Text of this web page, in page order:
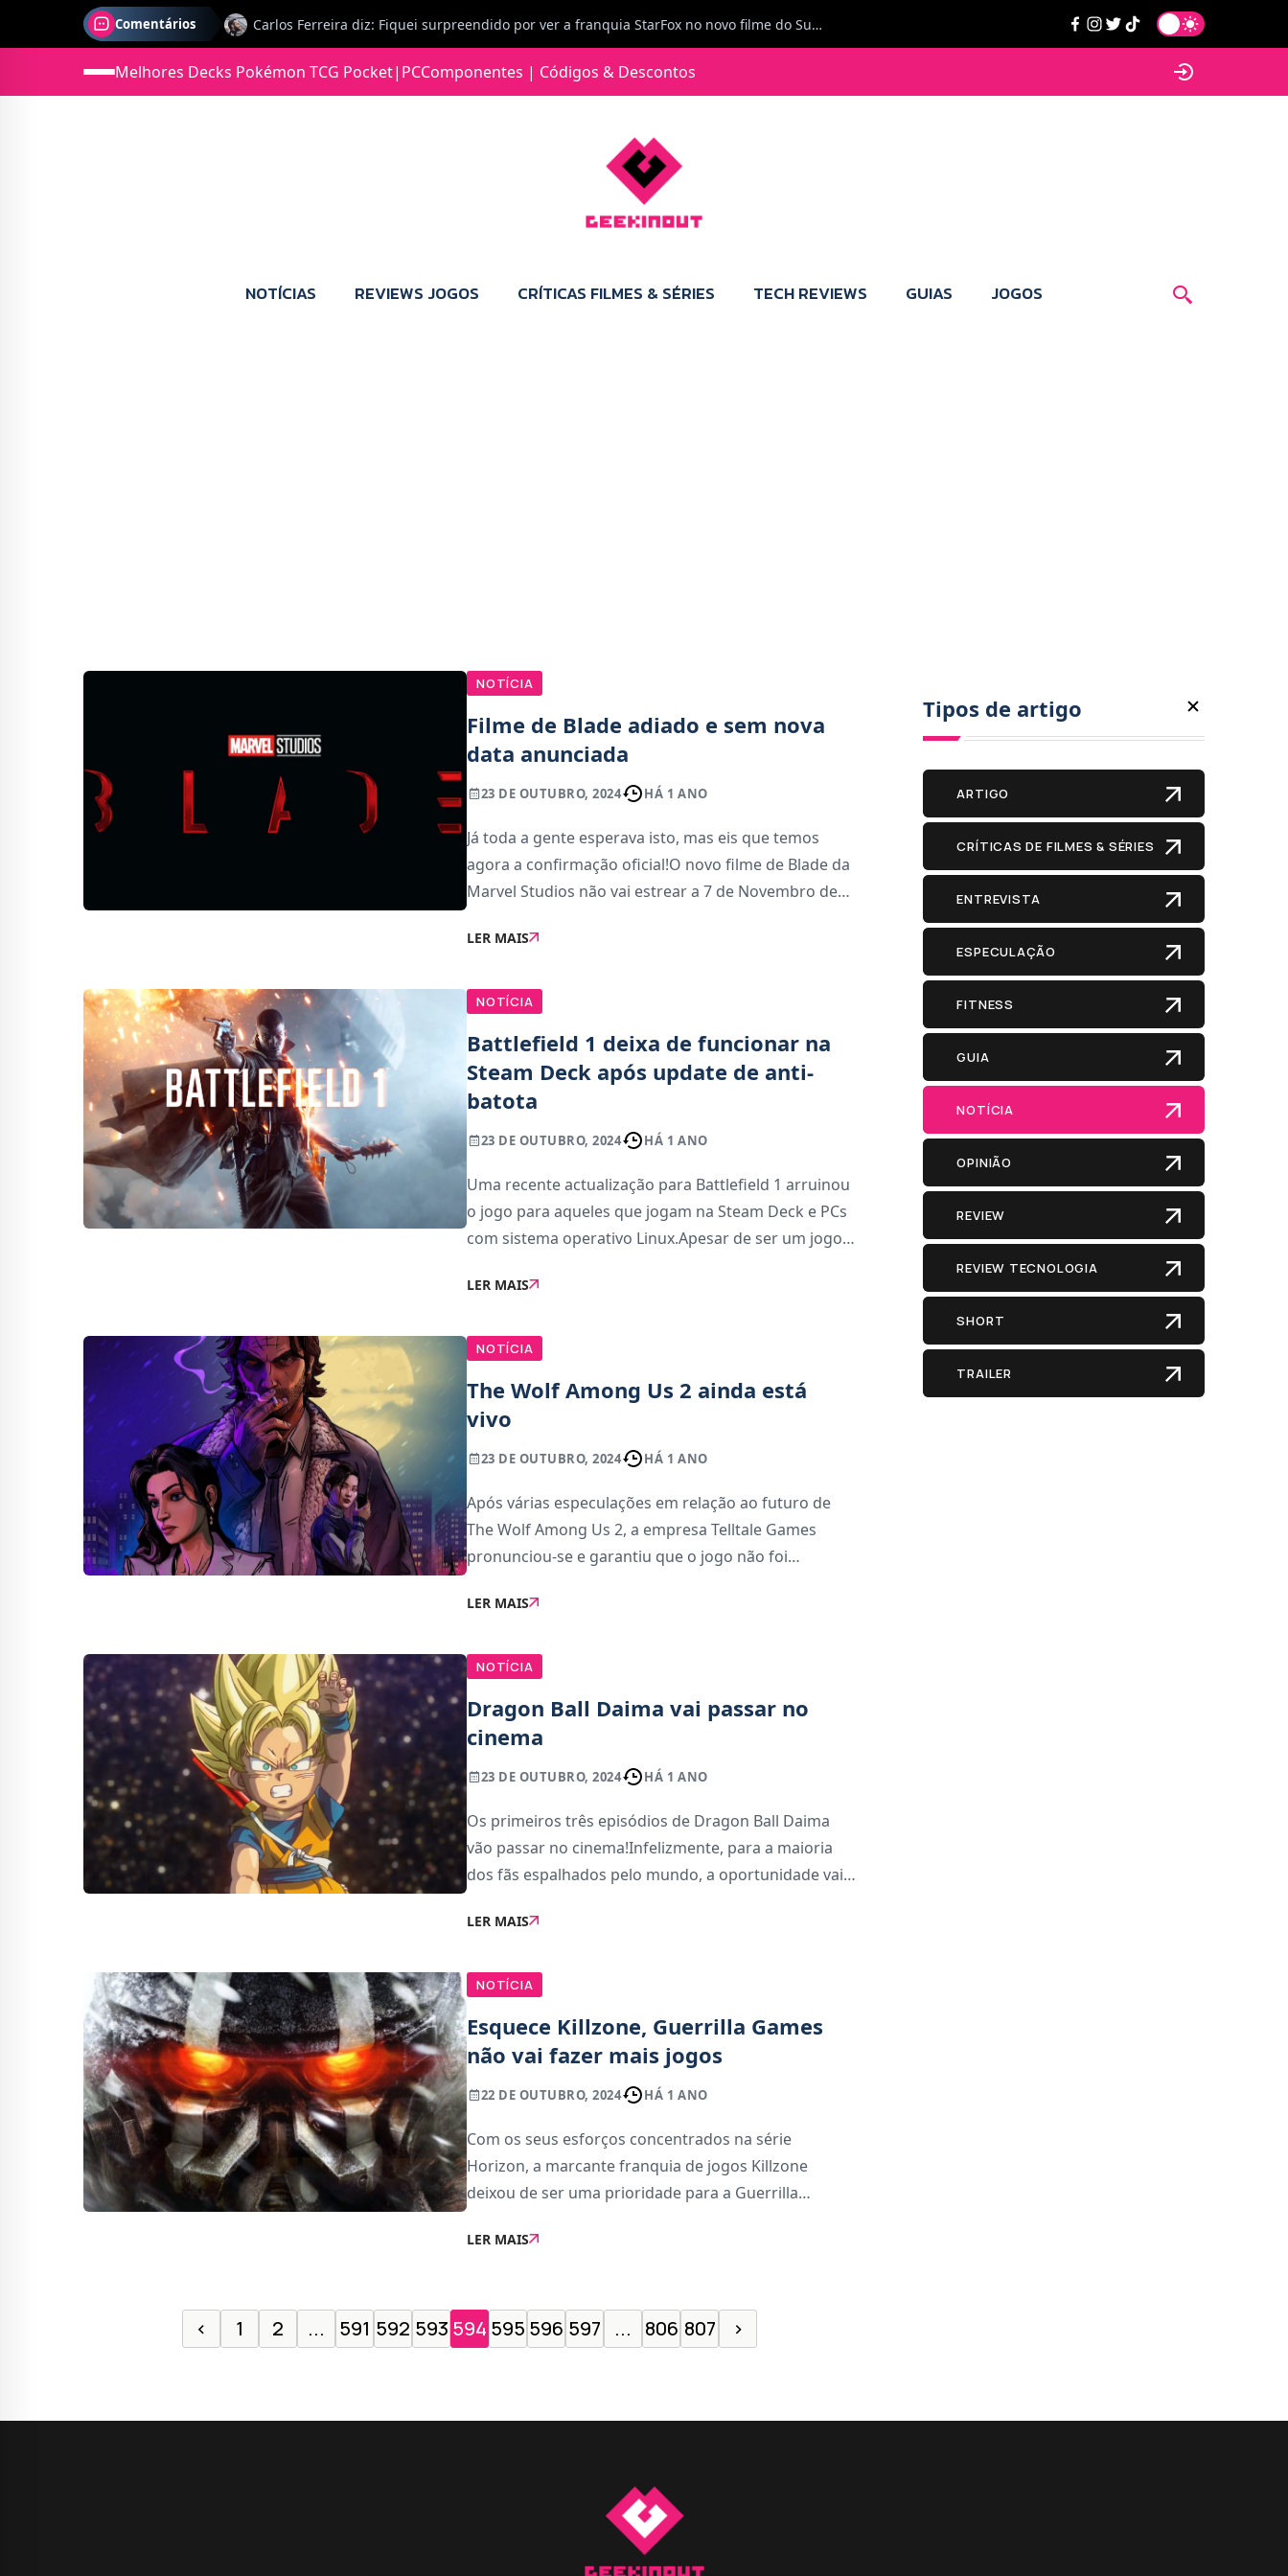
Comentários
Jorge Loureiro | Fearme diz: A versão da Switch 2 tem censura... mas também não perdes muito.
Jonas diz: Estou seriamente com vontade para comprar para a Switch 2 :P
Melhores Decks Pokémon TCG Pocket| PCComponentes | Códigos & Descontos
NOTÍCIAS REVIEWS JOGOS CRÍTICAS FILMES & SÉRIES TECH REVIEWS GUIAS JOGOS
NOTÍCIA
Filme de Blade adiado e sem nova
data anunciada
23 DE OUTUBRO, 2024 HÁ 1 ANO
Já toda a gente esperava isto, mas eis que temos
agora a confirmação oficial!O novo filme de Blade da
Marvel Studios não vai estrear a 7 de Novembro de
completamente removido do calendário de lança
LER MAIS
NOTÍCIA
Battlefield 1 deixa de funcionar na
Steam Deck após update de anti-
batota
23 DE OUTUBRO, 2024 HÁ 1 ANO
Uma recente actualização para Battlefield 1 arruinou
o jogo para aqueles que jogam na Steam Deck e PCs
com sistema operativo Linux.Apesar de ser um jogo
O SteamCharts indica que houve mais de 10 m
LER MAIS
NOTÍCIA
The Wolf Among Us 2 ainda está
vivo
23 DE OUTUBRO, 2024 HÁ 1 ANO
Após várias especulações em relação ao futuro de
The Wolf Among Us 2, a empresa Telltale Games
pronunciou-se e garantiu que o jogo não foi
para 2023, o jogo tem sofrido atrasos significativos, o
LER MAIS
NOTÍCIA
Dragon Ball Daima vai passar no
cinema
23 DE OUTUBRO, 2024 HÁ 1 ANO
Os primeiros três episódios de Dragon Ball Daima
vão passar no cinema!Infelizmente, para a maioria
dos fãs espalhados pelo mundo, a oportunidade vai
é restrita à América do Norte (Estados Un
LER MAIS
NOTÍCIA
Esquece Killzone, Guerrilla Games
não vai fazer mais jogos
22 DE OUTUBRO, 2024 HÁ 1 ANO
Com os seus esforços concentrados na série
Horizon, a marcante franquia de jogos Killzone
deixou de ser uma prioridade para a Guerrilla
e violento marcou o fim da franquia, à medida que o
LER MAIS
‹ 1 2 ... 591 592 593 594 595 596 597 ... 806 807 ›
Tipos de artigo
ARTIGO
CRÍTICAS DE FILMES & SÉRIES
ENTREVISTA
ESPECULAÇÃO
FITNESS
GUIA
NOTÍCIA
OPINIÃO
REVIEW
REVIEW TECNOLOGIA
SHORT
TRAILER